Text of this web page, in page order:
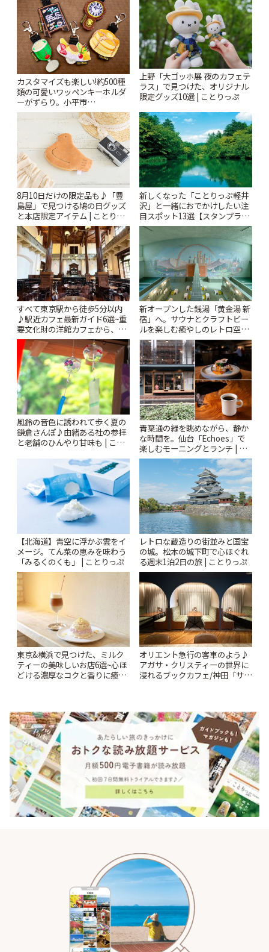
カスタマイズも楽しい!約500種
類の可愛いワッペンキーホルダ
ーがずらり。小平市
「Kimamaya T&K」 | ことりっ
ぷ
上野「大ゴッホ展 夜のカフェテ
ラス」で見つけた、オリジナル
限定グッズ10選 | ことりっぷ
8月10日だけの限定品も♪「豊
島屋」で見つける鳩の日グッズ
と本店限定アイテム | ことりっ
ぷ
新しくなった「ことりっぷ軽井
沢」と一緒におでかけしたい注
目スポット13選【スタンプラリ
ー開催中】 | ことりっぷ
すべて東京駅から徒歩5分以内
♪駅近カフェ最新ガイド6選~重
要文化財の洋館カフェから、改
札すぐのレトロ喫茶まで~ | こと
りっぷ
新オープンした銭湯「黄金湯 新
宿」へ。サウナとクラフトビー
ルを楽しむ癒やしのレトロ空間
| ことりっぷ
風鈴の音色に誘われて歩く夏の
鎌倉さんぽ♪由緒ある社の参拝
と老舗のひんやり甘味も | こと
青葉通の緑を眺めながら、静か
な時間を。仙台「Echoes」で
楽しむモーニングとランチ | こ
とりっぷ
【北海道】青空に浮かぶ雲をイ
メージ。てん菜の恵みを味わう
「みるくのくも」 | ことりっぷ
レトロな蔵造りの街並みと国宝
の城。松本の城下町で心ほぐれ
る週末1泊2日の旅 | ことりっぷ
東京&横浜で見つけた、ミルク
ティーの美味しいお店6選~心ほ
どける濃厚なコクと香りに癒や
オリエント急行の客車のよう♪
アガサ・クリスティーの世界に
浸れるブックカフェ/神田「サロ